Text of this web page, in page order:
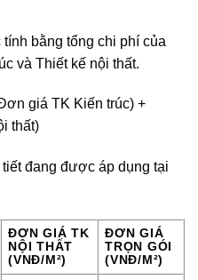
bằng tổng chi phí của
và Thiết kế nội thất.
giá TK Kiến trúc) +
thất)
đang được áp dụng tại
ĐƠN GIÁ TK
NỘI THẤT
(VNĐ/M²)
ĐƠN GIÁ
TRỌN GÓI
(VNĐ/M²)